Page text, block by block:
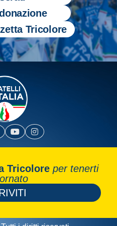
Tricolore
Tricolore per tenerti